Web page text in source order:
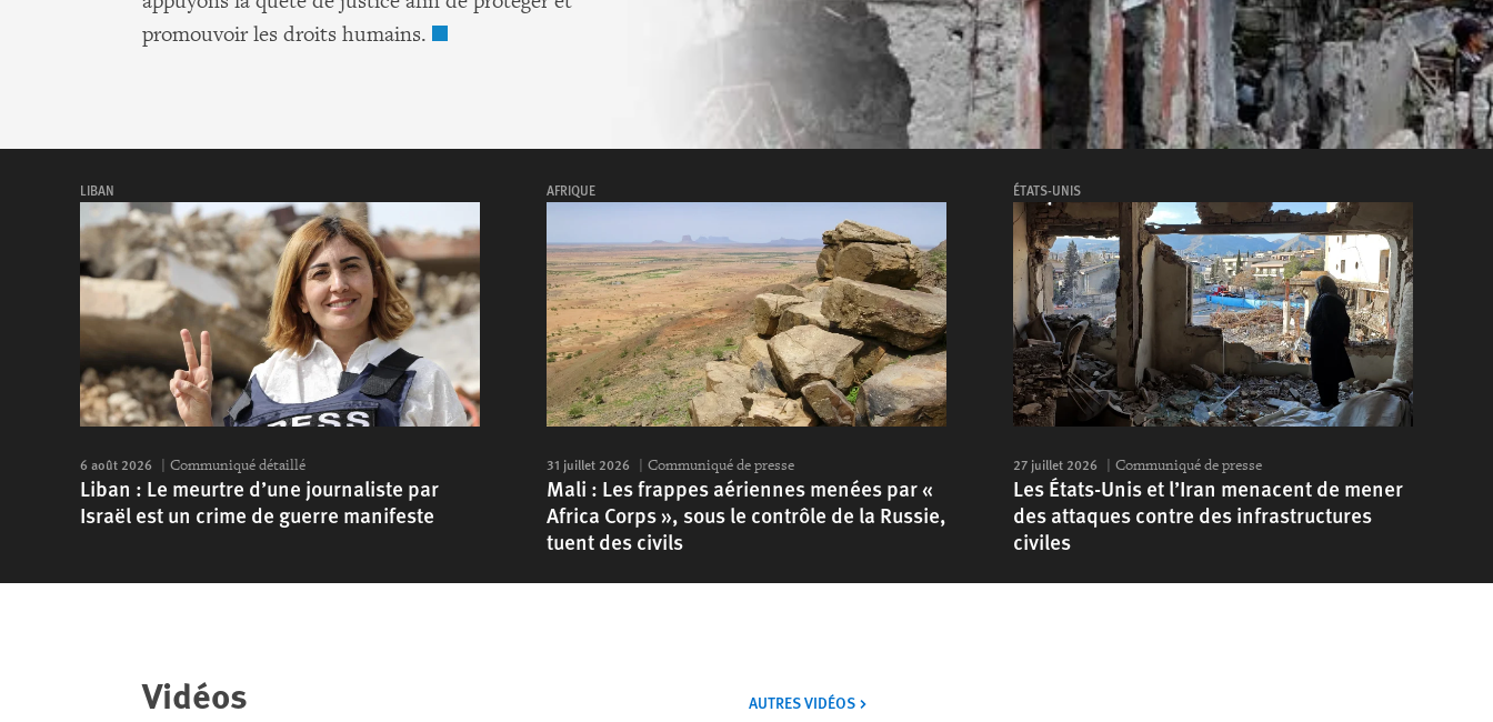
promouvoir les droits humains.
LIBAN
6 août 2026 Communiqué détaillé
Liban : Le meurtre d’une journaliste par
Israël est un crime de guerre manifeste
AFRIQUE
31 juillet 2026 Communiqué de presse
Mali : Les frappes aériennes menées par «
Africa Corps », sous le contrôle de la Russie,
tuent des civils
ÉTATS-UNIS
27 juillet 2026 Communiqué de presse
Les États-Unis et l’Iran menacent de mener
des attaques contre des infrastructures
civiles
Vidéos AUTRES VIDÉOS VIDÉOS